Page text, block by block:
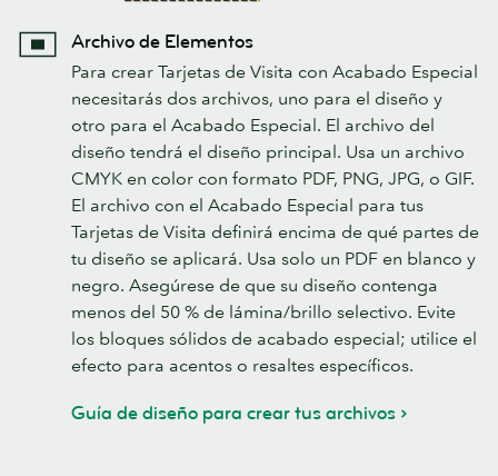
Archivo de Elementos
Para crear Tarjetas de Visita con Acabado Especial
necesitarás dos archivos, uno para el diseño y
otro para el Acabado Especial. El archivo del
diseño tendrá el diseño principal. Usa un archivo
CMYK en color con formato PDF, PNG, JPG, o GIF.
El archivo con el Acabado Especial para tus
Tarjetas de Visita definirá encima de qué partes de
tu diseño se aplicará. Usa solo un PDF en blanco y
negro. Asegúrese de que su diseño contenga
menos del 50 % de lámina/brillo selectivo. Evite
los bloques sólidos de acabado especial; utilice el
efecto para acentos o resaltes específicos.
Guía de diseño para crear tus archivos